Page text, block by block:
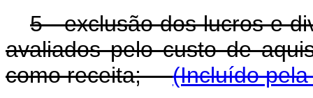
5 - exclusão dos lucros e
avaliados pelo custo de
como receita;(Incluído